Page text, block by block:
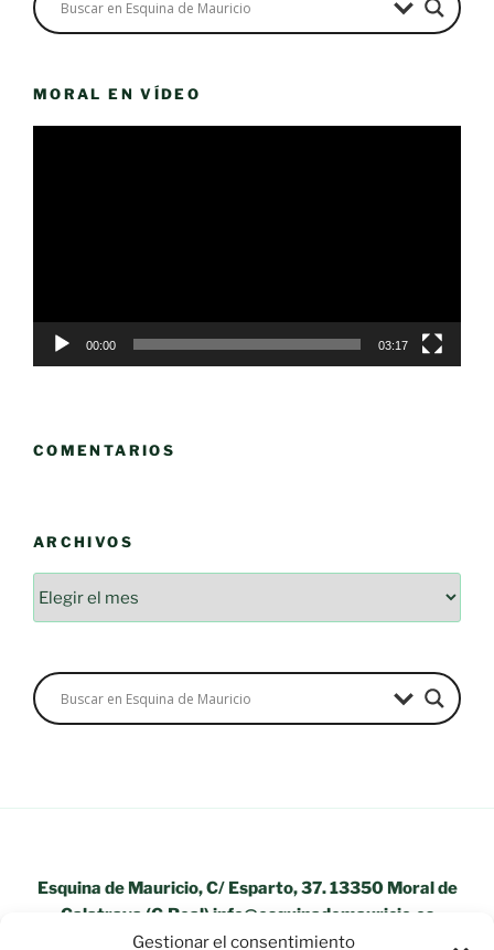
Gestionar el consentimiento
MORAL EN VÍDEO
00:00 03:17
COMENTARIOS
ARCHIVOS
Esquina de Mauricio, C/ Esparto, 37. 13350 Moral de
Calatrava (C.Real) info@esquinademauricio.es